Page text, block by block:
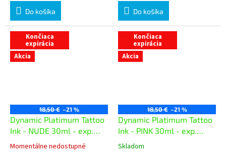
Do košíka
Do košíka
Končiaca
expirácia
Akcia
18,50 € –21 %
Dynamic Platimum Tattoo
Ink - NUDE 30ml - exp.
Momentálne nedostupné
Končiaca
expirácia
Akcia
18,50 € –21 %
Dynamic Platimum Tattoo
Ink - PINK 30ml - exp.
05/26
Skladom